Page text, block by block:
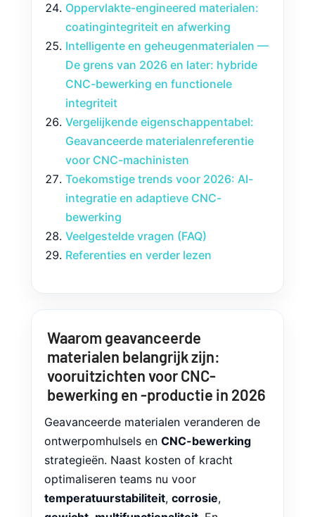
Oppervlakte-engineered materialen:
coatingintegriteit en afwerking
Intelligente en geheugenmaterialen —
De grens van 2026 en later: hybride
CNC-bewerking en functionele
integriteit
Vergelijkende eigenschappentabel:
Geavanceerde materialenreferentie
voor CNC-machinisten
Toekomstige trends voor 2026: AI-
integratie en adaptieve CNC-
bewerking
Veelgestelde vragen (FAQ)
Referenties en verder lezen
Waarom geavanceerde
materialen belangrijk zijn:
vooruitzichten voor CNC-
bewerking en -productie in 2026
Geavanceerde materialen veranderen de
ontwerpomhulsels enCNC-bewerking
strategieën. Naast kosten of kracht
optimaliseren teams nu voor
temperatuurstabiliteit,corrosie,